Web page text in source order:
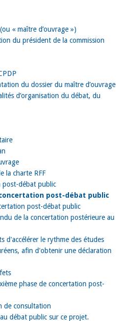
« maître d’ouvrage »)
du président de la commission
du dossier du maître d’ouvrage
d’organisation du débat, du
la charte RFF
post-débat public
post-débat public
post-débat public
de la concertation postérieure au
d'accélérer le rythme des études
afin d'obtenir une déclaration
phase de concertation post-
de consultation
débat public sur ce projet.